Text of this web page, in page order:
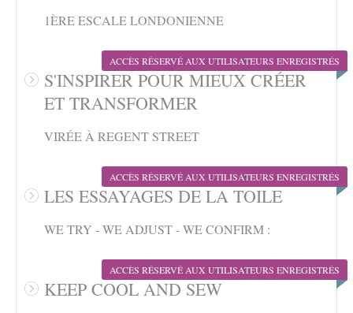
1ÈRE ESCALE LONDONIENNE
ACCÈS RÉSERVÉ AUX UTILISATEURS ENREGISTRÉS
S'INSPIRER POUR MIEUX CRÉER
ET TRANSFORMER
VIRÉE À REGENT STREET
ACCÈS RÉSERVÉ AUX UTILISATEURS ENREGISTRÉS
LES ESSAYAGES DE LA TOILE
WE TRY - WE ADJUST - WE CONFIRM :
ACCÈS RÉSERVÉ AUX UTILISATEURS ENREGISTRÉS
KEEP COOL AND SEW